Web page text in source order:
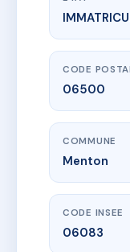
PARC
7 mte du
CODE
06500
COMMUNE
Menton
CODE INSEE
06083